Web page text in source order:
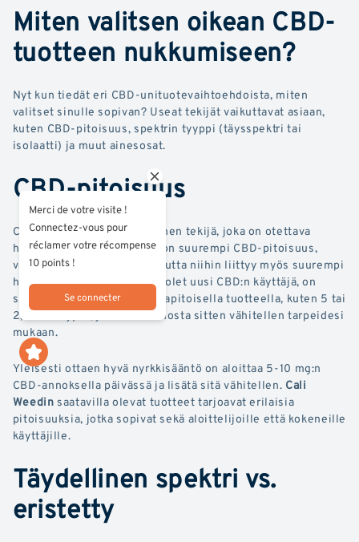
Miten valitsen oikean CBD-
tuotteen nukkumiseen?
Nyt kun tiedät eri CBD-unituotevaihtoehdoista, miten
valitset sinulle sopivan? Useat tekijät vaikuttavat asiaan,
kuten CBD-pitoisuus, spektrin tyyppi (täysspektri tai
isolaatti) ja muut ainesosat.
CBD-pitoisuus
CBD:n pitoisuus on olennainen tekijä, joka on otettava
huomioon. Tuotteet, joissa on suurempi CBD-pitoisuus,
voivat olla tehokkaampia, mutta niihin liittyy myös suurempi
haittavaikutusten riski. Jos olet uusi CBD:n käyttäjä, on
suositeltavaa aloittaa matalapitoisella tuotteella, kuten 5 tai
2,5 %:n öljyllä, ja säätää annosta sitten vähitellen tarpeidesi
mukaan.
Yleisesti ottaen hyvä nyrkkisääntö on aloittaa 5-10 mg:n
CBD-annoksella päivässä ja lisätä sitä vähitellen. Cali
Weedinsaatavilla olevat tuotteet tarjoavat erilaisia
pitoisuuksia, jotka sopivat sekä aloittelijoille että kokeneille
käyttäjille.
Täydellinen spektri vs.
eristetty
Merci de votre visite !
Connectez-vous pour
réclamer votre récompense
10 points !
Se connecter